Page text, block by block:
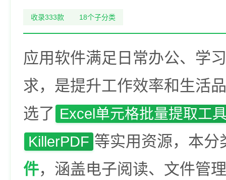
收录333款 18个子分类
应用软件满足日常办公、学
求，是提升工作效率和生活
选了 Excel单元格批量提取工
KillerPDF 等实用资源，本分
件，涵盖电子阅读、文件管